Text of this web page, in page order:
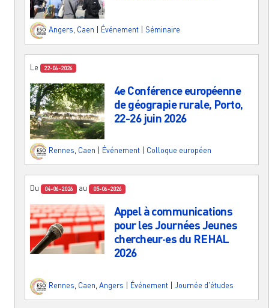
Angers Caen Événement Séminaire
Le 22-06-2026
4e Conférence européenne
de géograpie rurale, Porto,
22-26 juin 2026
Rennes, Caen Événement Colloque européen
Du 04-06-2026 au 05-06-2026
Appel à communications
pour les Journées Jeunes
chercheur·es du REHAL
2026
Rennes Caen Angers Événement Journée d'études